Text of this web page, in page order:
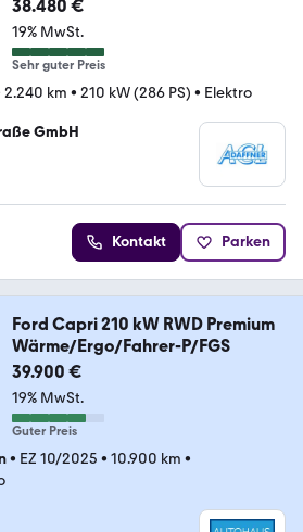
38.480 €
19% MwSt.
Sehr guter Preis
2.240 km • 210 kW (286 PS) • Elektro
GmbH
Kontakt Parken
Ford Capri 210 kW RWD Premium
Wärme/Ergo/Fahrer-P/FGS
39.900 €
19% MwSt.
Guter Preis
• EZ 10/2025 • 10.900 km •